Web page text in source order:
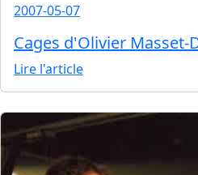
2007-05-07
Cages d'Olivier Masset-
Lire l'article